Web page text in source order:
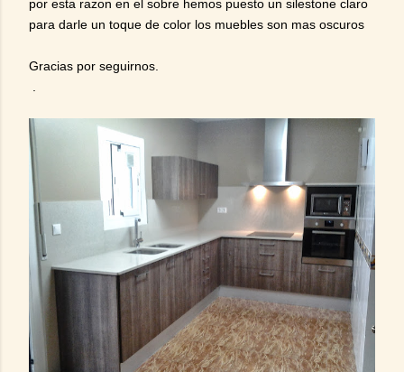
por esta razon en el sobre hemos puesto un silestone claro
para darle un toque de color los muebles son mas oscuros
Gracias por seguirnos.